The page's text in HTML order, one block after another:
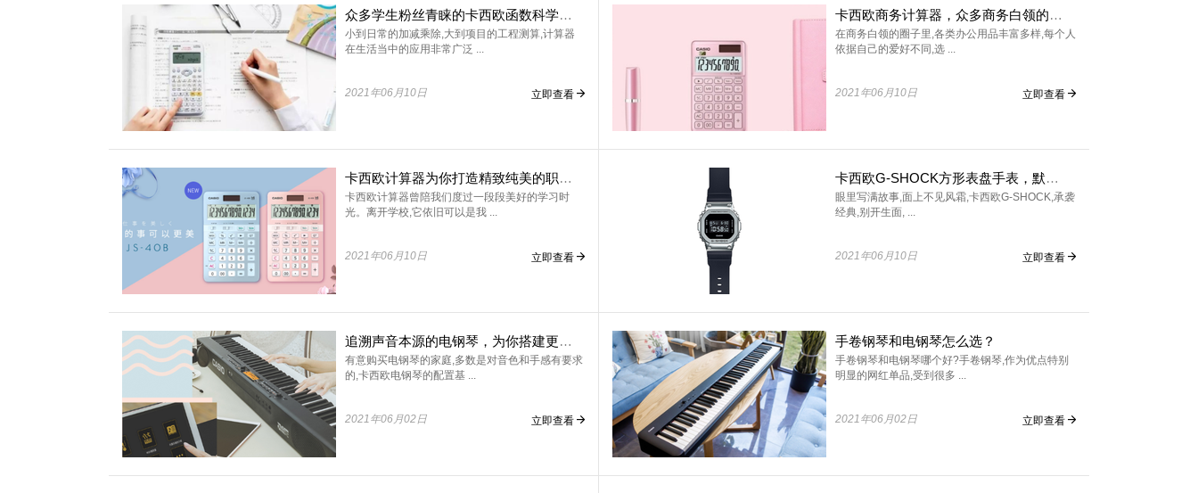
众多学生粉丝青睐的卡西欧函数科学计算器
小到日常的加减乘除,大到项目的工程测算,计算器
在生活当中的应用非常广泛 ...
2021年06月10日 立即查看
卡西欧商务计算器，众多商务白领的共同选择
在商务白领的圈子里,各类办公用品丰富多样,每个人
依据自己的爱好不同,选 ...
2021年06月10日 立即查看
卡西欧计算器为你打造精致纯美的职场办公生活
卡西欧计算器曾陪我们度过一段段美好的学习时
光。离开学校,它依旧可以是我 ...
2021年06月10日 立即查看
卡西欧G-SHOCK方形表盘手表，默默地陪在你的身边
眼里写满故事,面上不见风霜,卡西欧G-SHOCK,承袭
经典,别开生面, ...
2021年06月10日 立即查看
追溯声音本源的电钢琴，为你搭建更广阔的舞台
有意购买电钢琴的家庭,多数是对音色和手感有要求
的,卡西欧电钢琴的配置基 ...
2021年06月02日 立即查看
手卷钢琴和电钢琴怎么选？
手卷钢琴和电钢琴哪个好?手卷钢琴,作为优点特别
明显的网红单品,受到很多 ...
2021年06月02日 立即查看